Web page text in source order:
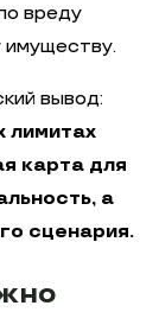
вреду
вывод:
лимитах
карта для
а
сценария.